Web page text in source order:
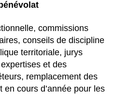
commissions
conseils de discipline
territoriale, jurys
et des
remplacement des
en cours d’année pour les